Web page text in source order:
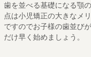
歯を並べる基礎になる顎
点は小児矯正の大きなメリ
ですのでお子様の歯並び
だけ早く始めましょう。